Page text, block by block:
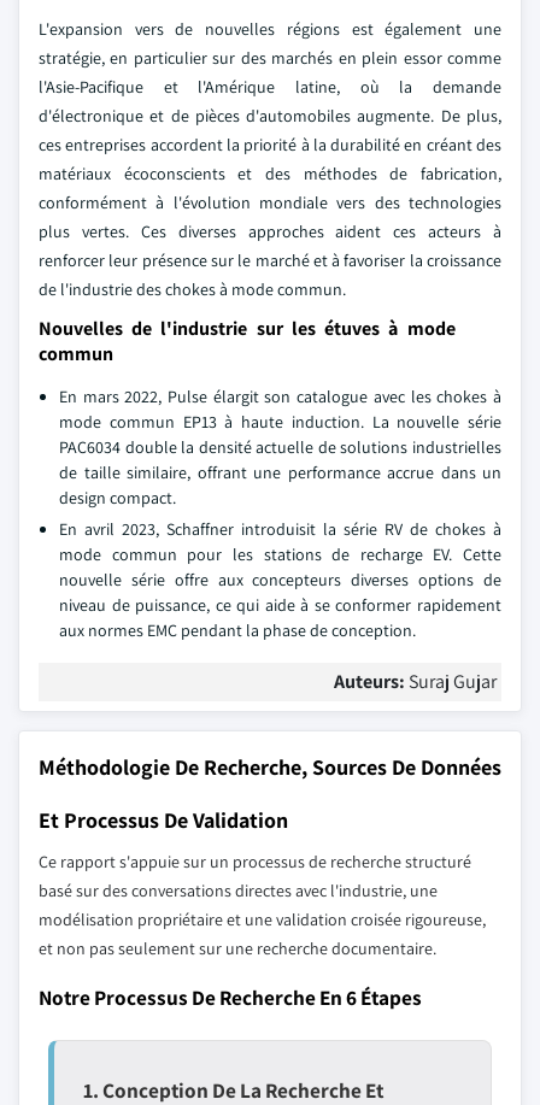
L'expansion vers de nouvelles régions est également une
stratégie, en particulier sur des marchés en plein essor comme
l'Asie-Pacifique et l'Amérique latine, où la demande
d'électronique et de pièces d'automobiles augmente. De plus,
ces entreprises accordent la priorité à la durabilité en créant des
matériaux écoconscients et des méthodes de fabrication,
conformément à l'évolution mondiale vers des technologies
plus vertes. Ces diverses approches aident ces acteurs à
renforcer leur présence sur le marché et à favoriser la croissance
de l'industrie des chokes à mode commun.
Nouvelles de l'industrie sur les étuves à mode
commun
En mars 2022, Pulse élargit son catalogue avec les chokes à
mode commun EP13 à haute induction. La nouvelle série
PAC6034 double la densité actuelle de solutions industrielles
de taille similaire, offrant une performance accrue dans un
design compact.
En avril 2023, Schaffner introduisit la série RV de chokes à
mode commun pour les stations de recharge EV. Cette
nouvelle série offre aux concepteurs diverses options de
niveau de puissance, ce qui aide à se conformer rapidement
aux normes EMC pendant la phase de conception.
Auteurs: Suraj Gujar
Méthodologie De Recherche, Sources De Données
Et Processus De Validation
Ce rapport s'appuie sur un processus de recherche structuré
basé sur des conversations directes avec l'industrie, une
modélisation propriétaire et une validation croisée rigoureuse,
et non pas seulement sur une recherche documentaire.
Notre Processus De Recherche En 6 Étapes
1. Conception De La Recherche Et